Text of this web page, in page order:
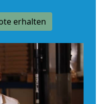
erhalten